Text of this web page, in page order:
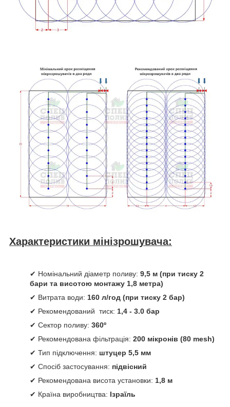
Характеристики мінізрошувача:
✔ Номінальний діаметр поливу: 9,5 м (при тиску 2
бари та висотою монтажу 1,8 метра)
✔ Витрата води: 160 л/год (при тиску 2 бар)
✔ Рекомендований тиск: 1,4 - 3.0 бар
✔ Сектор поливу: 360º
✔ Рекомендована фільтрація: 200 мікронів (80 mesh)
✔ Тип підключення: штуцер 5,5 мм
✔ Спосіб застосування: підвісний
✔ Рекомендована висота установки: 1,8 м
✔ Країна виробництва: Ізраїль